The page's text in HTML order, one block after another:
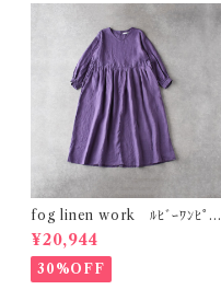
fog linen work ﾙﾋﾞｰﾜﾝﾋﾟｰｽ
(ｳﾞｨｵﾗｯｾ) LWA829
¥20,944
30%OFF